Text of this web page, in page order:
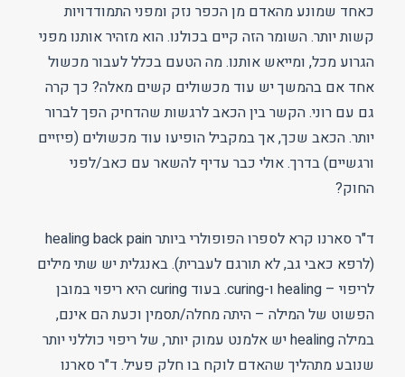
כאחד שמונע מהאדם מן הכפר נזק ומפני התמודדויות
קשות יותר. השומר הזה קיים בכולנו. הוא מזהיר אותנו מפני
הגרוע מכל, ומייאש אותנו. מה הטעם בכלל לעבור מכשול
אחד אם בהמשך יש עוד מכשולים קשים מאלה? כך קרה
גם עם רוני. הקשר בין הכאב לרגשות שהדחיק הפך לברור
יותר. הכאב שכך, אך במקביל הופיעו עוד מכשולים (פיזיים
ורגשיים) בדרך. אולי כבר עדיף להשאר עם כאב/לפני
החוק?
ד"ר סארנו קרא לספרו הפופולרי ביותר healing back pain
(לרפא כאבי גב, לא תורגם לעברית). באנגלית יש שתי מילים
לריפוי – healing ו-curing. בעוד curing היא ריפוי במובן
הפשוט של המילה – היתה מחלה/תסמין וכעת הם אינם,
במילה healing יש אלמנט עמוק יותר, של ריפוי כוללני יותר
שנובע מתהליך שהאדם לוקח בו חלק פעיל. ד"ר סארנו